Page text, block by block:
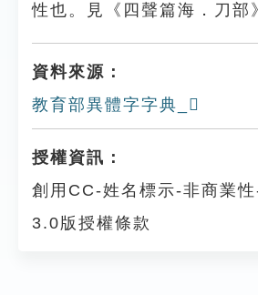
性也。見《四聲篇海．刀部
資料來源：
教育部異體字字典_𠛸
授權資訊：
創用CC-姓名標示-非商業
3.0版授權條款